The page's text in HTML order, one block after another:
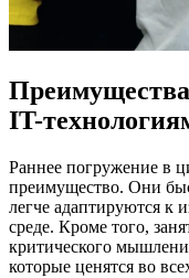
Преимущества
IT-
Раннее погружение в
преимущество. Они
легче адаптируются к
среде. Кроме того,
критического
которые ценятся во